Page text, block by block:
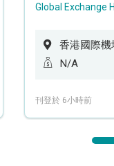
Global Exchange
香港國際機
N/A
刊登於 6小時前